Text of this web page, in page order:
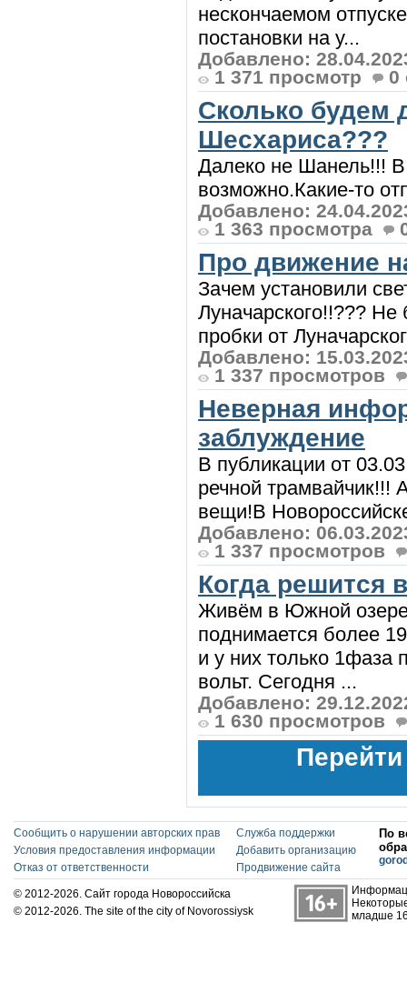
нескончаемом
постановки на у...
Добавлено:
1 371 просмотр
0
Сколько будем
Шесхариса???
Далеко не Шанель!!!
возможно.Какие-то
Добавлено:
1 363 просмотра
Про движение
Зачем установили
Луначарского!!???
пробки от
Добавлено:
1 337 просмотров
Неверная
заблуждение
В публикации от
речной трамвайчик!!!
вещи!В
Добавлено:
1 337 просмотров
Когда решится
Живём в Южной
поднимается более
и у них только 1фаза
вольт. Сегодня ...
Добавлено:
1 630 просмотров
Сообщить о нарушении авторских прав
Условия предоставления информации
Отказ от ответственности
Служба поддержки
Добавить организацию
Продвижение сайта
По
© 2012-2026. Сайт города Новороссийска
© 2012-2026. The site of the city of Novorossiysk
младше